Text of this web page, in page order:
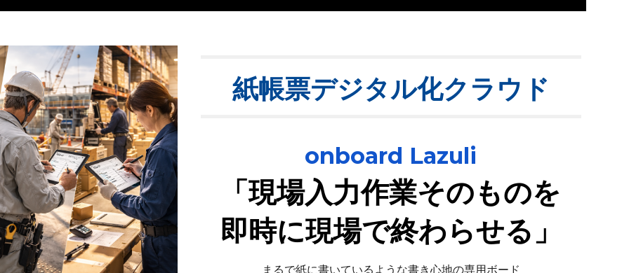
紙帳票デジタル化クラウド
onboard Lazuli
「現場入力作業そのものを
即時に現場で終わらせる」
まるで紙に書いているような書き心地の専用ボード